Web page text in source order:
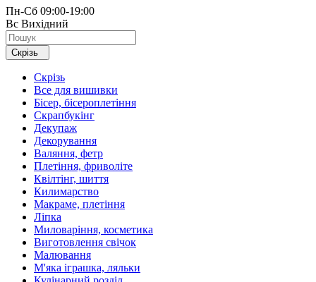
Пн-Сб 09:00-19:00
Вс Вихідний
Скрізь
Скрізь
Все для вишивки
Бісер, бісероплетіння
Скрапбукінг
Декупаж
Декорування
Валяння, фетр
Плетіння, фриволіте
Квілтінг, шиття
Килимарство
Макраме, плетіння
Ліпка
Миловаріння, косметика
Виготовлення свічок
Малювання
М'яка іграшка, ляльки